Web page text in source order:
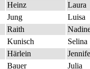
Heinz
Laura
Jung
Luisa
Raith
Kunisch
Selina
Härlein
Bauer
Julia